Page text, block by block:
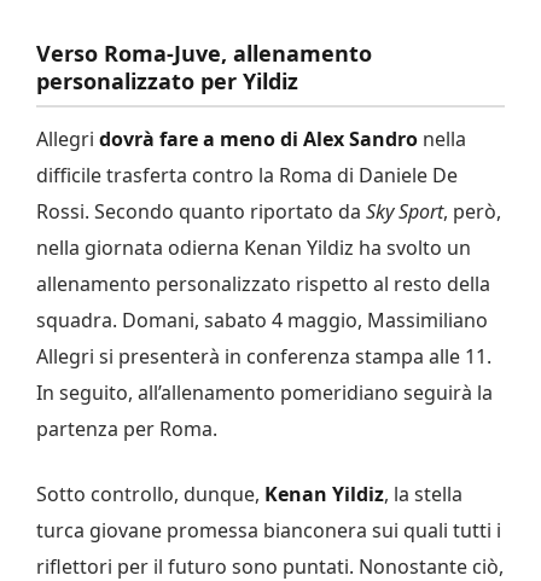
Verso Roma-Juve, allenamento
personalizzato per Yildiz
Allegri dovrà fare a meno di Alex Sandro nella
difficile trasferta contro la Roma di Daniele De
Rossi. Secondo quanto riportato da Sky Sport, però,
nella giornata odierna Kenan Yildiz ha svolto un
allenamento personalizzato rispetto al resto della
squadra. Domani, sabato 4 maggio, Massimiliano
Allegri si presenterà in conferenza stampa alle 11.
In seguito, all’allenamento pomeridiano seguirà la
partenza per Roma.
Sotto controllo, dunque, Kenan Yildiz, la stella
turca giovane promessa bianconera sui quali tutti i
riflettori per il futuro sono puntati. Nonostante ciò,